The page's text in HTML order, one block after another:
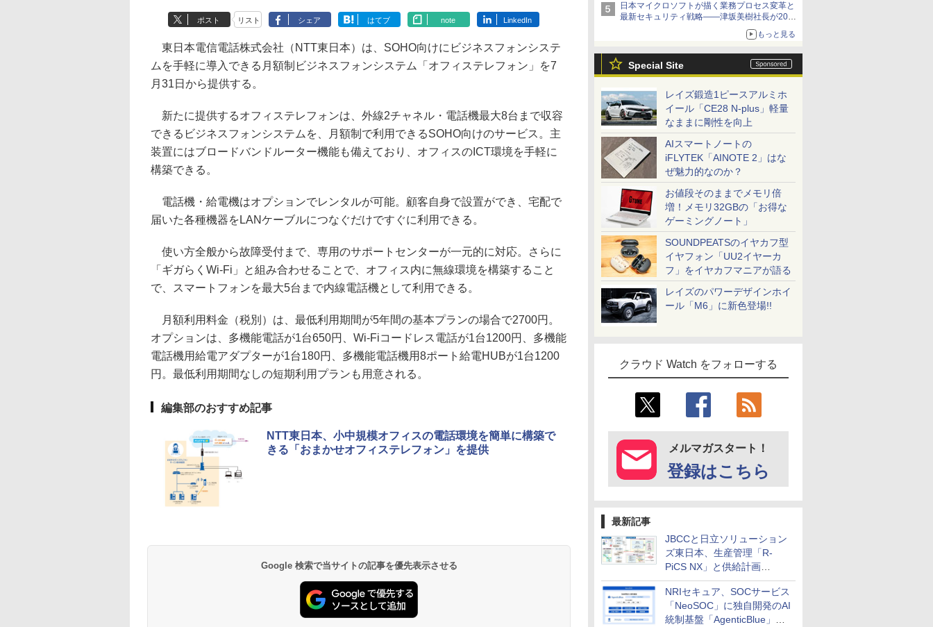
日本マイクロソフトが描く業務プロセス変革と
最新セキュリティ戦略――津坂美樹社長が2027
もっと見る
Special Site
レイズ鍛造1ピースアルミホ
イール「CE28 N-plus」軽量
なままに剛性を向上
AIスマートノートの
iFLYTEK「AINOTE 2」はな
ぜ魅力的なのか？
お値段そのままでメモリ倍
増！メモリ32GBの「お得な
ゲーミングノート」
SOUNDPEATSのイヤカフ型
イヤフォン「UU2イヤーカ
フ」をイヤカフマニアが語る
レイズのパワーデザインホイ
ール「M6」に新色登場!!
クラウド Watch をフォローする
メルマガスタート！
登録はこちら
最新記事
JBCCと日立ソリューション
ズ東日本、生産管理「R-
PiCS NX」と供給計画
「scSQUARE ISP」の連携サ
ービスを提供開始
NRIセキュア、SOCサービス
「NeoSOC」に独自開発のAI
統制基盤「AgenticBlue」を
ポスト リスト シェア はてブ note LinkedIn
東日本電信電話株式会社（NTT東日本）は、SOHO向けにビジネスフォンシステ
ムを手軽に導入できる月額制ビジネスフォンシステム「オフィステレフォン」を7
月31日から提供する。
新たに提供するオフィステレフォンは、外線2チャネル・電話機最大8台まで収容
できるビジネスフォンシステムを、月額制で利用できるSOHO向けのサービス。主
装置にはブロードバンドルーター機能も備えており、オフィスのICT環境を手軽に
構築できる。
電話機・給電機はオプションでレンタルが可能。顧客自身で設置ができ、宅配で
届いた各種機器をLANケーブルにつなぐだけですぐに利用できる。
使い方全般から故障受付まで、専用のサポートセンターが一元的に対応。さらに
「ギガらくWi-Fi」と組み合わせることで、オフィス内に無線環境を構築すること
で、スマートフォンを最大5台まで内線電話機として利用できる。
月額利用料金（税別）は、最低利用期間が5年間の基本プランの場合で2700円。
オプションは、多機能電話が1台650円、Wi-Fiコードレス電話が1台1200円、多機能
電話機用給電アダプターが1台180円、多機能電話機用8ポート給電HUBが1台1200
円。最低利用期間なしの短期利用プランも用意される。
編集部のおすすめ記事
NTT東日本、小中規模オフィスの電話環境を簡単に構築で
きる「おまかせオフィステレフォン」を提供
Google 検索で当サイトの記事を優先表示させる